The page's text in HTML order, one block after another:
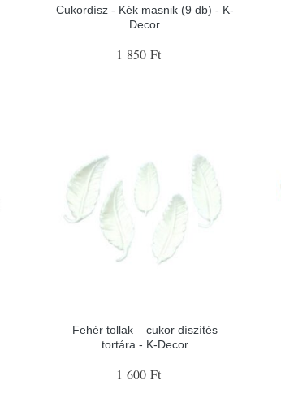
Cukordísz - Kék masnik (9 db) - K-
Decor
1 850 Ft
Fehér tollak – cukor díszítés
tortára - K-Decor
1 600 Ft